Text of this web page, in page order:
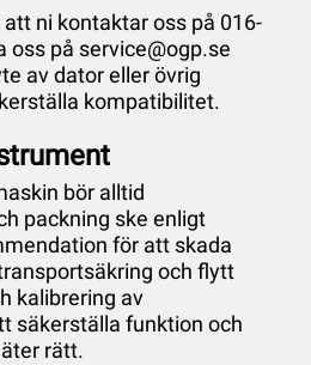
att ni kontaktar oss på 016-
oss på service@ogp.se
av dator eller övrig
kompatibilitet.
bör alltid
packning ske enligt
för att skada
och flytt
kalibrering av
säkerställa funktion och
rätt.